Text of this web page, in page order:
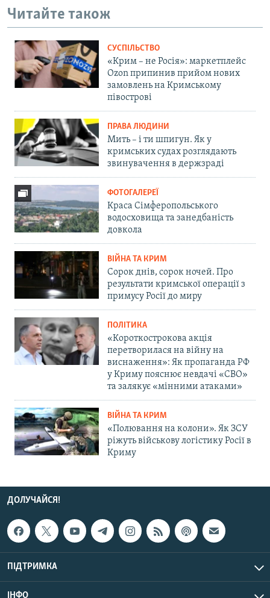
Читайте також
СУСПІЛЬСТВО
«Крим – не Росія»: маркетплейс
Ozon припинив прийом нових
замовлень на Кримському
півострові
ПРАВА ЛЮДИНИ
Мить – і ти шпигун. Як у
кримських судах розглядають
звинувачення в держзраді
ФОТОГАЛЕРЕЇ
Краса Сімферопольського
водосховища та занедбаність
довкола
ВІЙНА ТА КРИМ
Сорок днів, сорок ночей. Про
результати кримської операції з
примусу Росії до миру
ПОЛІТИКА
«Короткострокова акція
перетворилася на війну на
виснаження»: Як пропаганда РФ
у Криму пояснює невдачі «СВО»
та залякує «мінними атаками»
ВІЙНА ТА КРИМ
«Полювання на колони». Як ЗСУ
ріжуть військову логістику Росії в
Криму
ДОЛУЧАЙСЯ!
ПІДТРИМКА
ІНФО